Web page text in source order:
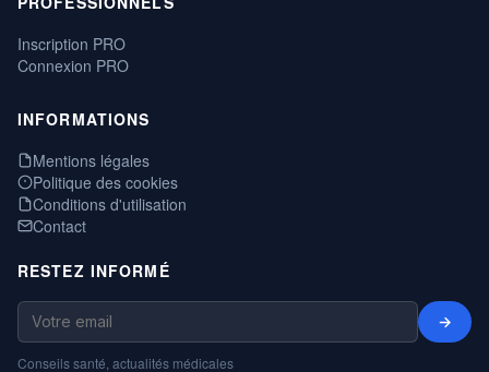
Inscription PRO
Connexion PRO
INFORMATIONS
Mentions légales
Politique des cookies
Conditions d'utilisation
Contact
RESTEZ INFORMÉ
→
Conseils santé, actualités médicales